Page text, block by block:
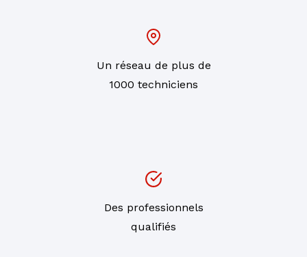
Un réseau de plus de
1000 techniciens
Des professionnels
qualifiés